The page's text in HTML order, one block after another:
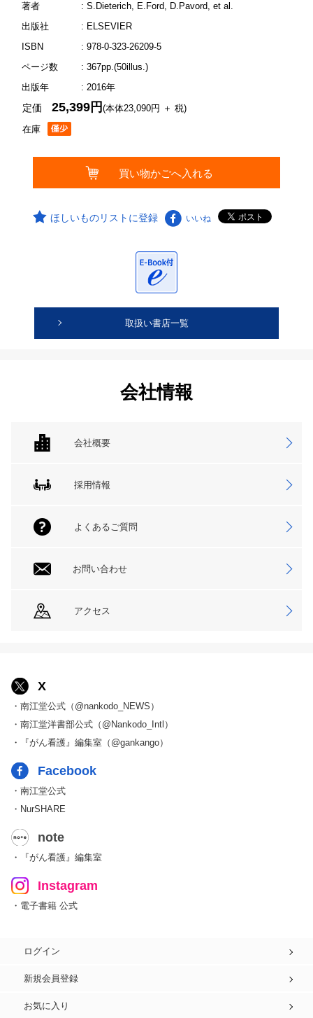
著者
: S.Dieterich, E.Ford, D.Pavord, et al.
出版社
: ELSEVIER
ISBN
: 978-0-323-26209-5
ページ数
: 367pp.(50illus.)
出版年
: 2016年
在庫
定価25,399円(本体23,090円 ＋ 税)
ほしいものリストに登録 いいね
取扱い書店一覧
会社情報
会社概要
採用情報
よくあるご質問
お問い合わせ
アクセス
X
・南江堂公式（@nankodo_NEWS）
・南江堂洋書部公式（@Nankodo_Intl）
・『がん看護』編集室（@gankango）
Facebook
・南江堂公式
・NurSHARE
note
・『がん看護』編集室
Instagram
・電子書籍 公式
ログイン
新規会員登録
お気に入り